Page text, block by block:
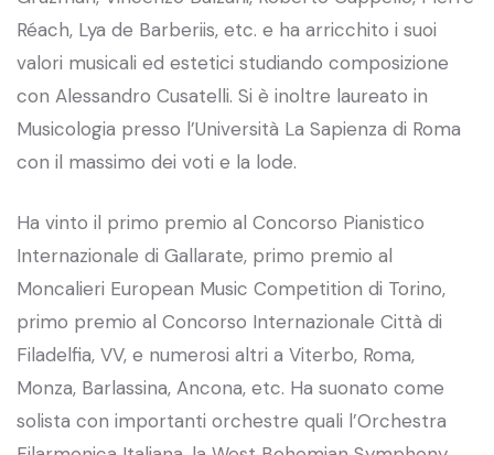
Réach, Lya de Barberiis, etc. e ha arricchito i suoi
valori musicali ed estetici studiando composizione
con Alessandro Cusatelli. Si è inoltre laureato in
Musicologia presso l’Università La Sapienza di Roma
con il massimo dei voti e la lode.
Ha vinto il primo premio al Concorso Pianistico
Internazionale di Gallarate, primo premio al
Moncalieri European Music Competition di Torino,
primo premio al Concorso Internazionale Città di
Filadelfia, VV, e numerosi altri a Viterbo, Roma,
Monza, Barlassina, Ancona, etc. Ha suonato come
solista con importanti orchestre quali l’Orchestra